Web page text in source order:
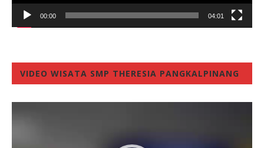
00:00 04:01
VIDEO WISATA SMP THERESIA PANGKALPINANG